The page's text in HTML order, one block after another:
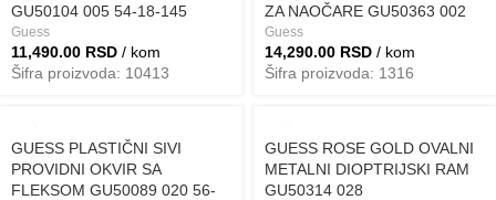
GU50104 005 54-18-145
Guess
11,490.00 RSD / kom
Šifra proizvoda: 10413
ZA NAOČARE GU50363 002
Guess
14,290.00 RSD / kom
Šifra proizvoda: 1316
GUESS PLASTIČNI SIVI
PROVIDNI OKVIR SA
FLEKSOM GU50089 020 56-
GUESS ROSE GOLD OVALNI
METALNI DIOPTRIJSKI RAM
GU50314 028